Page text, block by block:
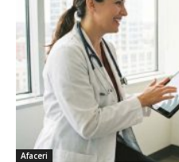
Afaceri